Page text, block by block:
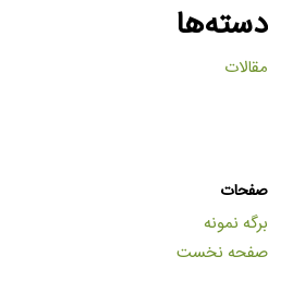
دسته‌ها
مقالات
صفحات
برگه نمونه
صفحه نخست